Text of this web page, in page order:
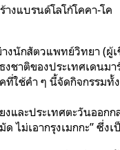
งแบรนด์โลโก้โคคา-โค
างนักสัตวแพทย์วิทยา (ผู้
งชาติของประเทศเดน
ที่ใช้คำ ๆ นี้จัดกิจกรรมทั้
งและประเทศตะวันออก
ไม่เอากรุงเมกกะ” ซึ่